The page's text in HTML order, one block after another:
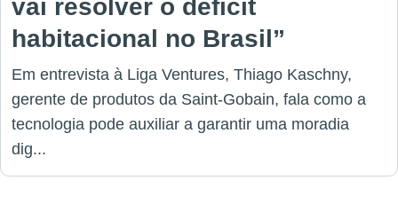
vai resolver o déficit
habitacional no Brasil”
Em entrevista à Liga Ventures, Thiago Kaschny,
gerente de produtos da Saint-Gobain, fala como a
tecnologia pode auxiliar a garantir uma moradia
dig...